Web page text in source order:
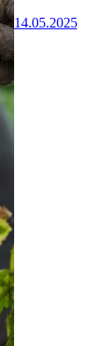
14.05.2025